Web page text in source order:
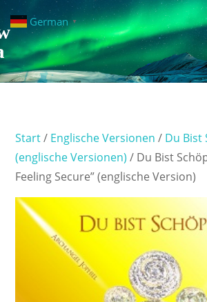
Start/ Englische Versionen / Du Bist
(englische Versionen) / Du Bist
Feeling Secure” (englische Version)
German ▼